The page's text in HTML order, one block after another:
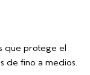
que protege el
de fino a medios.